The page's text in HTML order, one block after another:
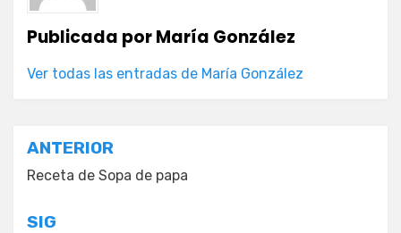
Publicada porMaría González
Ver todas las entradas de María González
Navegación
de
entradas
ANTERIOR
Receta de Sopa de papa
SIG